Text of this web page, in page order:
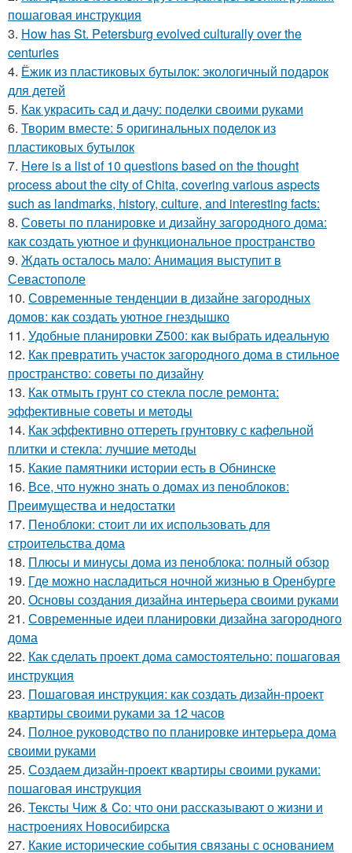
пошаговая инструкция
3. How has St. Petersburg evolved culturally over the
centuries
4. Ёжик из пластиковых бутылок: экологичный подарок
для детей
5. Как украсить сад и дачу: поделки своими руками
6. Творим вместе: 5 оригинальных поделок из
пластиковых бутылок
7. Here is a list of 10 questions based on the thought
process about the city of Chita, covering various aspects
such as landmarks, history, culture, and interesting facts:
8. Советы по планировке и дизайну загородного дома:
как создать уютное и функциональное пространство
9. Ждать осталось мало: Анимация выступит в
Севастополе
10. Современные тенденции в дизайне загородных
домов: как создать уютное гнездышко
11. Удобные планировки Z500: как выбрать идеальную
12. Как превратить участок загородного дома в стильное
пространство: советы по дизайну
13. Как отмыть грунт со стекла после ремонта:
эффективные советы и методы
14. Как эффективно оттереть грунтовку с кафельной
плитки и стекла: лучшие методы
15. Какие памятники истории есть в Обнинске
16. Все, что нужно знать о домах из пеноблоков:
Преимущества и недостатки
17. Пеноблоки: стоит ли их использовать для
строительства дома
18. Плюсы и минусы дома из пеноблока: полный обзор
19. Где можно насладиться ночной жизнью в Оренбурге
20. Основы создания дизайна интерьера своими руками
21. Современные идеи планировки дизайна загородного
дома
22. Как сделать проект дома самостоятельно: пошаговая
инструкция
23. Пошаговая инструкция: как создать дизайн-проект
квартиры своими руками за 12 часов
24. Полное руководство по планировке интерьера дома
своими руками
25. Создаем дизайн-проект квартиры своими руками:
пошаговая инструкция
26. Тексты Чиж & Co: что они рассказывают о жизни и
настроениях Новосибирска
27. Какие исторические события связаны с основанием